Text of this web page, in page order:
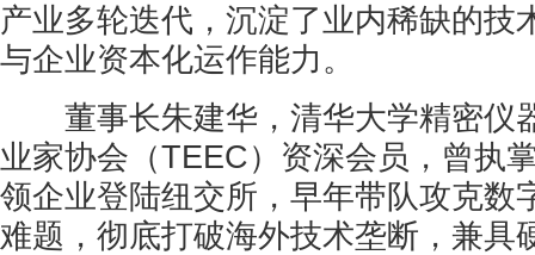
产业多轮迭代，沉淀了业内稀缺的技
与企业资本化运作能力。
董事长朱建华，清华大学精密仪
业家协会（TEEC）资深会员，曾执
领企业登陆纽交所，早年带队攻克数
难题，彻底打破海外技术垄断，兼具